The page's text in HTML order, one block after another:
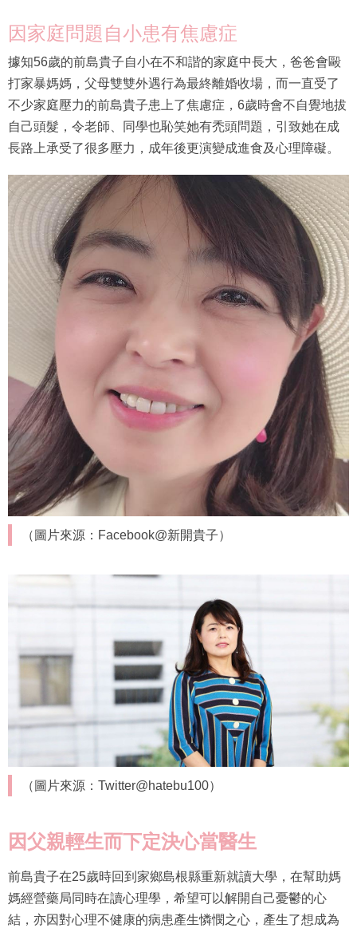
因家庭問題自小患有焦慮症
據知56歲的前島貴子自小在不和諧的家庭中長大，爸爸會毆
打家暴媽媽，父母雙雙外遇行為最終離婚收場，而一直受了
不少家庭壓力的前島貴子患上了焦慮症，6歲時會不自覺地拔
自己頭髮，令老師、同學也恥笑她有禿頭問題，引致她在成
長路上承受了很多壓力，成年後更演變成進食及心理障礙。
（圖片來源：Facebook@新開貴子）
（圖片來源：Twitter@hatebu100）
因父親輕生而下定決心當醫生
前島貴子在25歲時回到家鄉島根縣重新就讀大學，在幫助媽
媽經營藥局同時在讀心理學，希望可以解開自己憂鬱的心
結，亦因對心理不健康的病患產生憐憫之心，產生了想成為